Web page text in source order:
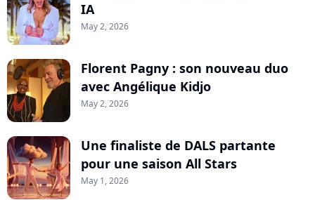
IA
May 2, 2026
Florent Pagny : son nouveau duo
avec Angélique Kidjo
May 2, 2026
Une finaliste de DALS partante
pour une saison All Stars
May 1, 2026